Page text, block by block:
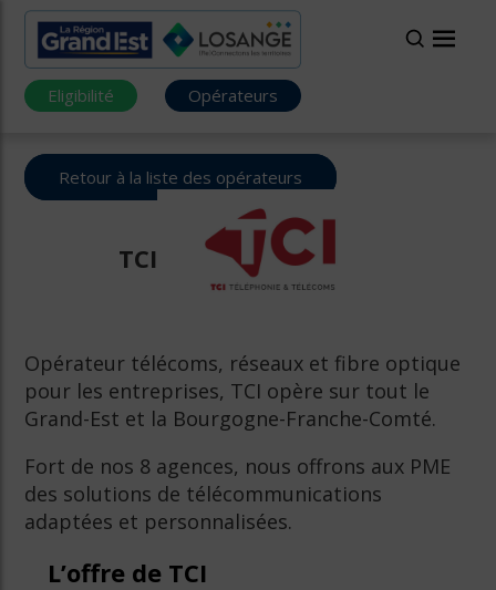
Eligibilité Opérateurs
Retour à la liste des opérateurs
TCI
Opérateur télécoms, réseaux et fibre optique
pour les entreprises, TCI opère sur tout le
Grand-Est et la Bourgogne-Franche-Comté.
Fort de nos 8 agences, nous offrons aux PME
des solutions de télécommunications
adaptées et personnalisées.
L’offre de TCI